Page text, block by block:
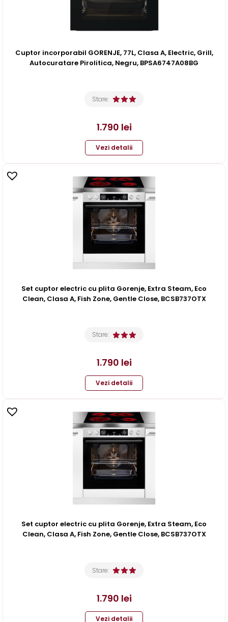
Cuptor incorporabil GORENJE, 77L, Clasa A, Electric, Grill,
Autocuratare Pirolitica, Negru, BPSA6747A08BG
Stare:
1.790 lei
Vezi detalii
Set cuptor electric cu plita Gorenje, Extra Steam, Eco
Clean, Clasa A, Fish Zone, Gentle Close, BCSB737OTX
Stare:
1.790 lei
Vezi detalii
Set cuptor electric cu plita Gorenje, Extra Steam, Eco
Clean, Clasa A, Fish Zone, Gentle Close, BCSB737OTX
Stare:
1.790 lei
Vezi detalii